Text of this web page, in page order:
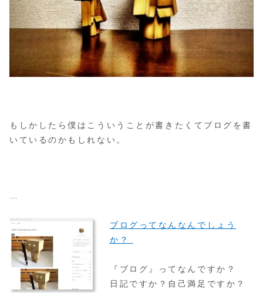
もしかしたら僕はこういうことが書きたくてブログを書
いているのかもしれない。
ブログってなんなんでしょう
か？
『ブログ』ってなんですか？
日記ですか？自己満足ですか？